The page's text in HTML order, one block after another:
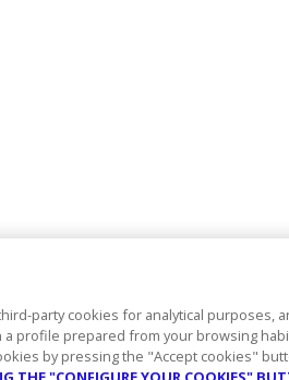
party cookies for analytical purposes,
profile prepared from your browsing
by pressing the "Accept cookies"